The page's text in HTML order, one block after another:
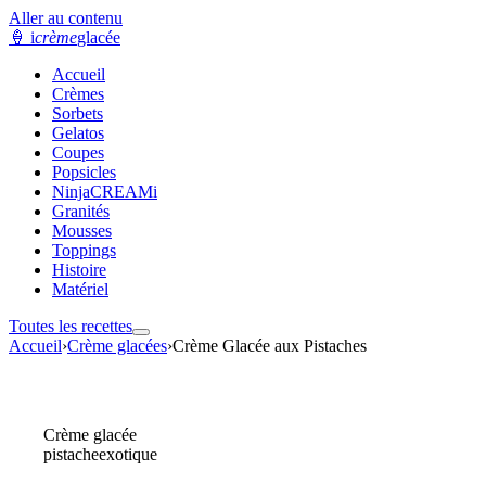
Aller au contenu
🍦 icrèmeglacée
Accueil
Crèmes
Sorbets
Gelatos
Coupes
Popsicles
NinjaCREAMi
Granités
Mousses
Toppings
Histoire
Matériel
Toutes les recettes
Accueil›Crème glacées›Crème Glacée aux Pistaches
Crème glacée
pistacheexotique